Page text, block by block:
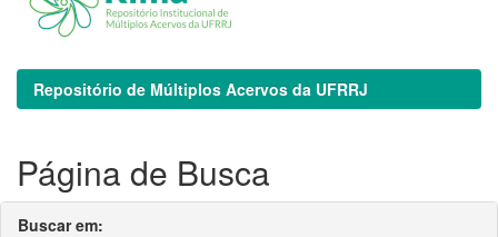
Repositório de Múltiplos Acervos da UFRRJ
Página de Busca
Buscar em: